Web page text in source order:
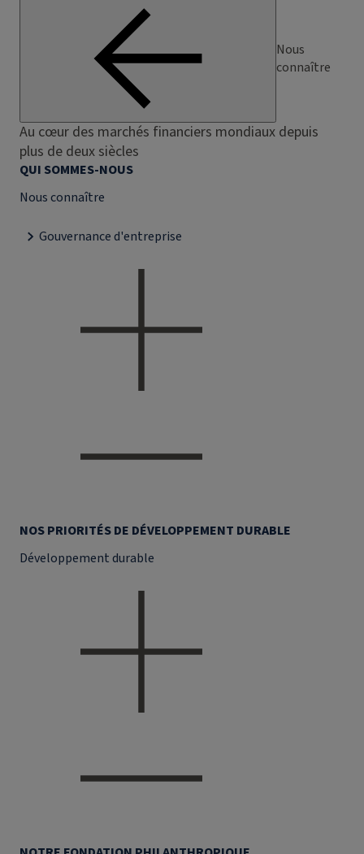
Nous
connaître
Au cœur des marchés financiers mondiaux depuis
plus de deux siècles
QUI SOMMES-NOUS
Nous connaître
Gouvernance d'entreprise
NOS PRIORITÉS DE DÉVELOPPEMENT DURABLE
Développement durable